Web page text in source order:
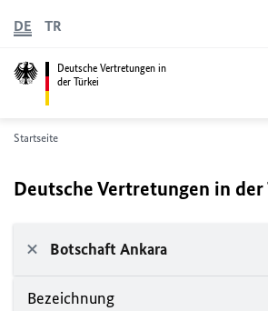
Deutsche Vertretungen in
der Türkei
DE TR
Startseite
Deutsche Vertretungen in der
Botschaft Ankara
Bezeichnung